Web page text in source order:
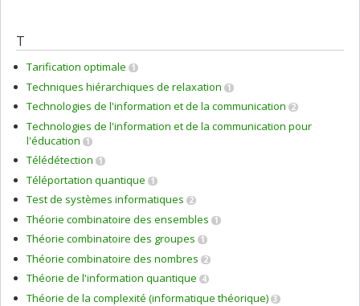
T
Tarification optimale 1
Techniques hiérarchiques de relaxation 1
Technologies de l'information et de la communication 2
Technologies de l'information et de la communication pour
l'éducation 1
Télédétection 1
Téléportation quantique 1
Test de systèmes informatiques 2
Théorie combinatoire des ensembles 1
Théorie combinatoire des groupes 1
Théorie combinatoire des nombres 2
Théorie de l'information quantique 4
Théorie de la complexité (informatique théorique) 3